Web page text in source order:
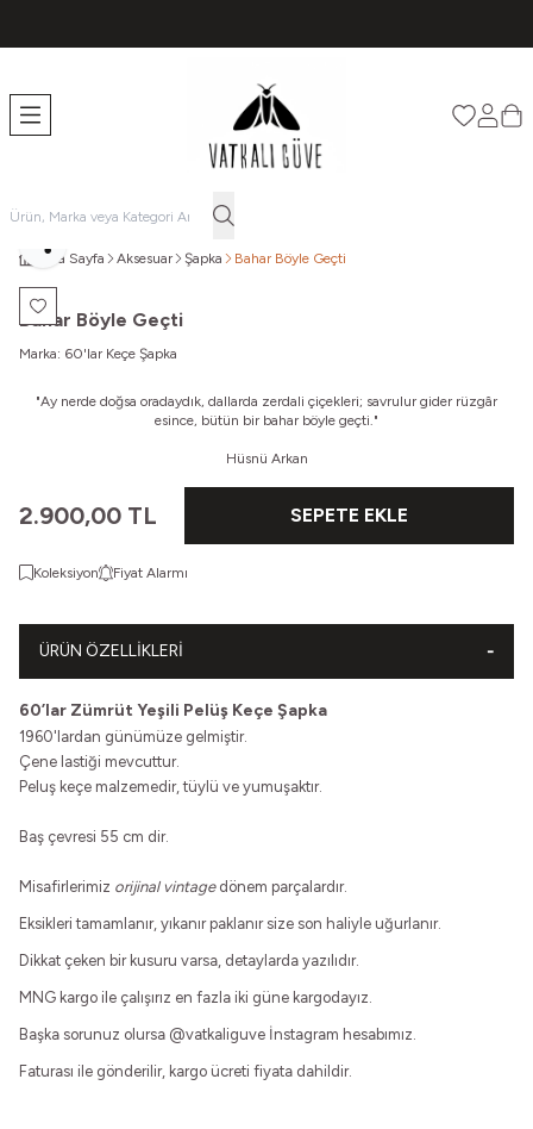
Favorilerim
Ana Sayfa Aksesuar Şapka Bahar Böyle Geçti
Favoriye Ekle
Paylaş
Bahar Böyle Geçti
Marka: 60'lar Keçe Şapka
"Ay nerde doğsa oradaydık, dallarda zerdali çiçekleri; savrulur gider rüzgâr
esince, bütün bir bahar böyle geçti."
Hüsnü Arkan
2.900,00 TL SEPETE EKLE
Koleksiyon Fiyat Alarmı
ÜRÜN ÖZELLIKLERI
60’lar Zümrüt Yeşili Pelüş Keçe Şapka
1960'lardan günümüze gelmiştir.
Çene lastiği mevcuttur.
Peluş keçe malzemedir, tüylü ve yumuşaktır.
Baş çevresi 55 cm dir.
Misafirlerimiz orijinal vintagedönem parçalardır.
Eksikleri tamamlanır, yıkanır paklanır size son haliyle uğurlanır.
Dikkat çeken bir kusuru varsa, detaylarda yazılıdır.
MNG kargo ile çalışırız en fazla iki güne kargodayız.
Başka sorunuz olursa @vatkaliguve İnstagram hesabımız.
Faturası ile gönderilir, kargo ücreti fiyata dahildir.